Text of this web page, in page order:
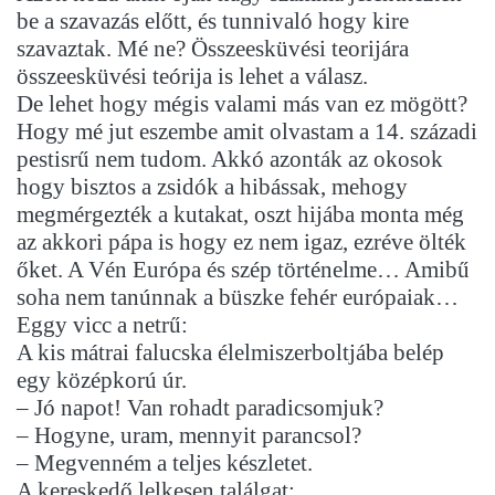
be a szavazás előtt, és tunnivaló hogy kire
szavaztak. Mé ne? Összeesküvési teorijára
összeesküvési teórija is lehet a válasz.
De lehet hogy mégis valami más van ez mögött?
Hogy mé jut eszembe amit olvastam a 14. századi
pestisrű nem tudom. Akkó azonták az okosok
hogy bisztos a zsidók a hibássak, mehogy
megmérgezték a kutakat, oszt hijába monta még
az akkori pápa is hogy ez nem igaz, ezréve ölték
őket. A Vén Európa és szép történelme… Amibű
soha nem tanúnnak a büszke fehér európaiak…
Eggy vicc a netrű:
A kis mátrai falucska élelmiszerboltjába belép
egy középkorú úr.
– Jó napot! Van rohadt paradicsomjuk?
– Hogyne, uram, mennyit parancsol?
– Megvenném a teljes készletet.